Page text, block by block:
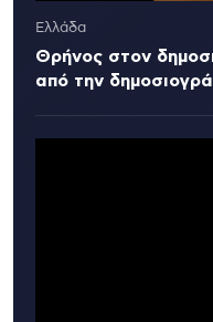
Ελλάδα
Θρήνος στον
από την